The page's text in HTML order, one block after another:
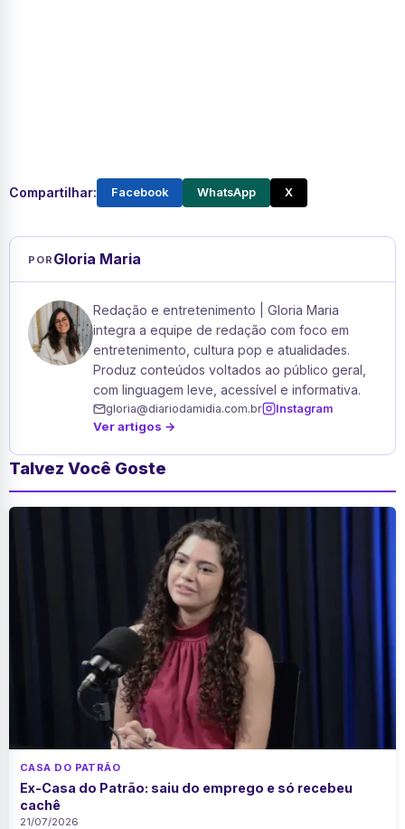
Compartilhar: Facebook WhatsApp X
POR Gloria Maria
Redação e entretenimento | Gloria Maria
integra a equipe de redação com foco em
entretenimento, cultura pop e atualidades.
Produz conteúdos voltados ao público geral,
com linguagem leve, acessível e informativa.
gloria@diariodamidia.com.br Instagram
Ver artigos →
Talvez Você Goste
CASA DO PATRÃO
Ex-Casa do Patrão: saiu do emprego e só recebeu
cachê
21/07/2026